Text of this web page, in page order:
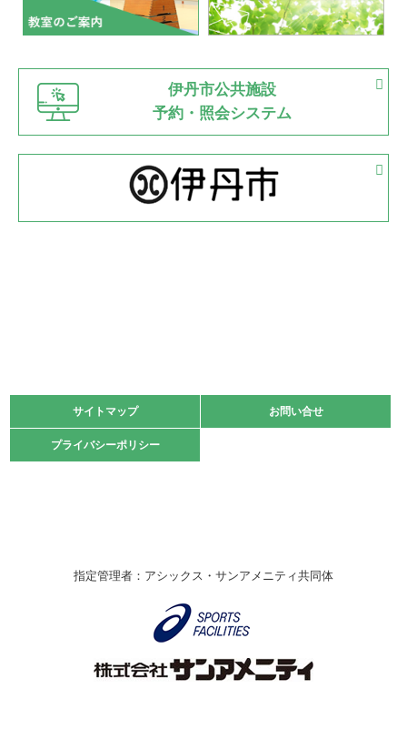
市内総合体育大会が開始
緑ケ丘体育館 猪名川運動広場
古池運動広場
2022.06.12
県知事杯争奪バレーボール大会が開催
緑ケ丘体育館
2022.05.05
体育協会長杯 バドミントン競技の部
2022.05.22
緑ケ丘体育館
2021.10.23
卓球選手権大会ラージボールの部開催☆
伊丹市総合体育大会 バレーボール大会が開催されました
なわとびイベントを開催しました！
伊丹市公共施設
予約・照会システム
サイトマップ お問い合せ
プライバシーポリシー
サイトマップ お問い合せ
プライバシーポリシー
指定管理者：アシックス・サンアメニティ共同体